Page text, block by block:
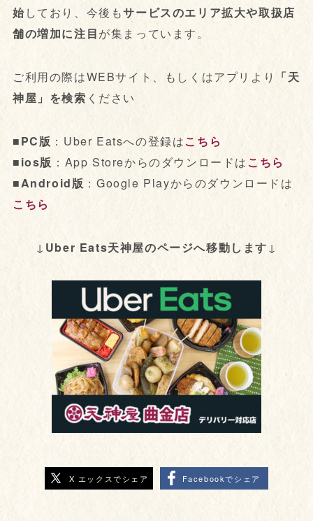
始しており、今後もサービスのエリア拡大や取扱店
舗の増加に注目が集まっています。
ご利用の際はWEBサイト、もしくはアプリより
「天
神屋」を検索 ください
■PC版 ：Uber Eatsへの登録はこちら
■ios版 ：App Storeからのダウンロードはこちら
■Android版 ：Google Playからのダウンロードは
こちら
↓ Uber Eats天神屋のページへ移動します↓
X エックスでシェア Facebookでシェア